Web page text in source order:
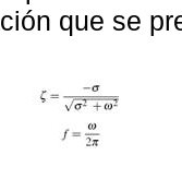
que se